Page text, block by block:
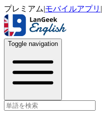
プレミアム|モバイルアプリ |
Toggle navigation